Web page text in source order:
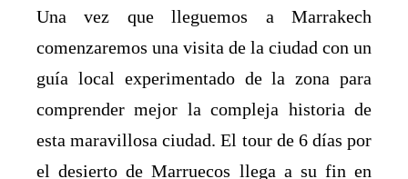
Una vez que lleguemos a Marrakech
comenzaremos una visita de la ciudad con un
guía local experimentado de la zona para
comprender mejor la compleja historia de
esta maravillosa ciudad. El tour de 6 días por
el desierto de Marruecos llega a su fin en